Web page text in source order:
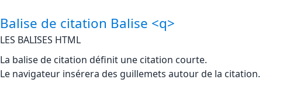
Balise de citation Balise <q>
LES BALISES HTML
La balise de citation définit une citation courte.
Le navigateur insérera des guillemets autour de la citation.